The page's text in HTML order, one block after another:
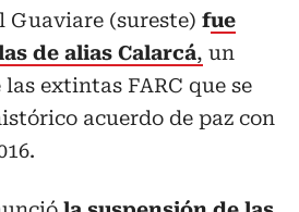
Guaviare (sureste) fue
de alias Calarcá, un
extintas FARC que se
acuerdo de paz con